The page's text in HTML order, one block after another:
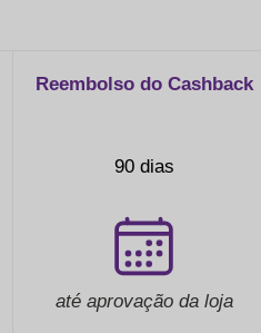
Reembolso do Cashback
90 dias
até aprovação da loja